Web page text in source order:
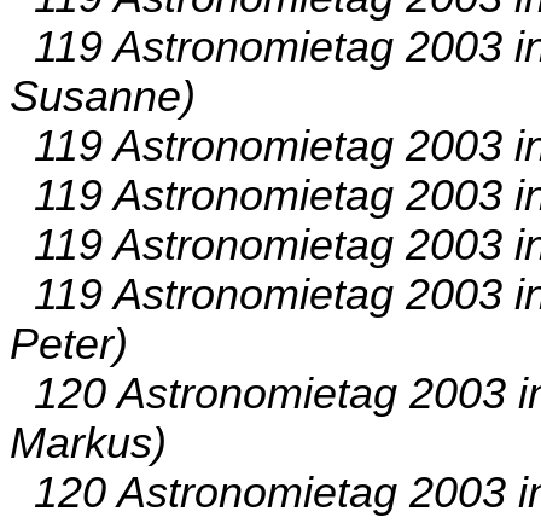
119 Astronomietag 2003
Susanne)
119 Astronomietag 2003
119 Astronomietag 2003
119 Astronomietag 2003
119 Astronomietag 2003
Peter)
120 Astronomietag 2003
Markus)
120 Astronomietag 2003